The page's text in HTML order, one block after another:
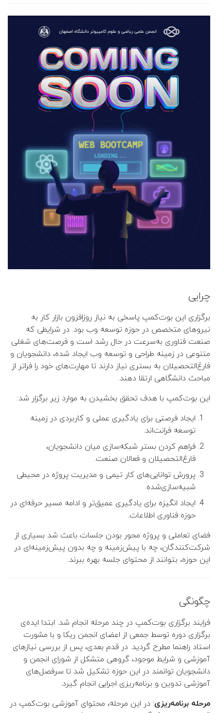
چرایی
برگزاری این بوت‌کمپ پاسخی به نیاز روزافزون بازار کار به
نیروهای متخصص در حوزه توسعه وب بود. در شرایطی که
صنعت فناوری به‌سرعت در حال رشد است و فرصت‌های شغلی
متنوعی در زمینه طراحی و توسعه وب ایجاد شده، دانشجویان و
فارغ‌التحصیلان به بستری نیاز دارند تا مهارت‌های خود را فراتر از
مباحث دانشگاهی ارتقا دهند.
این بوت‌کمپ با هدف تحقق بخشیدن به موارد زیر برگزار شد:
ایجاد فرصتی برای یادگیری عملی و کاربردی در زمینه
توسعه فرانت‌اند.
فراهم کردن بستر شبکه‌سازی میان دانشجویان،
فارغ‌التحصیلان و فعالان صنعت.
پرورش توانایی‌های کار تیمی و مدیریت پروژه در محیطی
شبیه‌سازی‌شده.
ایجاد انگیزه برای یادگیری عمیق‌تر و ادامه مسیر حرفه‌ای در
حوزه فناوری اطلاعات.
فضای تعاملی و پروژه محور بودن جلسات باعث شد بسیاری از
شرکت‌کنندگان، چه با پیش‌زمینه و چه بدون پیش‌زمینه‌ای در
این حوزه، بتوانند از محتوای جلسه بهره ببرند.
چگونگی
فرایند برگزاری بوت‌کمپ در چند مرحله انجام شد. ابتدا ایده‌ی
برگزاری دوره توسط جمعی از اعضای انجمن ریکا و با مشورت
استاد راهنما مطرح گردید. در قدم بعدی، پس از بررسی نیازهای
آموزشی و شرایط موجود، گروهی متشکل از شورای انجمن‌ و
دانشجویان توانمند در این حوزه تشکیل شد تا سرفصل‌های
آموزشی تدوین و برنامه‌ریزی اجرایی انجام گیرد.
مرحله برنامه‌ریزی: در این مرحله، محتوای آموزشی بوت‌کمپ در